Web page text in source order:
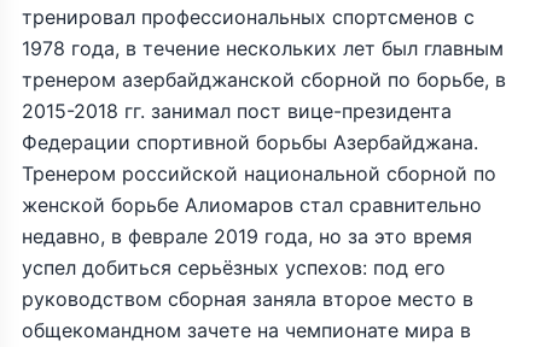
тренировал профессиональных спортсменов с
1978 года, в течение нескольких лет был главным
тренером азербайджанской сборной по борьбе, в
2015-2018 гг. занимал пост вице-президента
Федерации спортивной борьбы Азербайджана.
Тренером российской национальной сборной по
женской борьбе Алиомаров стал сравнительно
недавно, в феврале 2019 года, но за это время
успел добиться серьёзных успехов: под его
руководством сборная заняла второе место в
общекомандном зачете на чемпионате мира в